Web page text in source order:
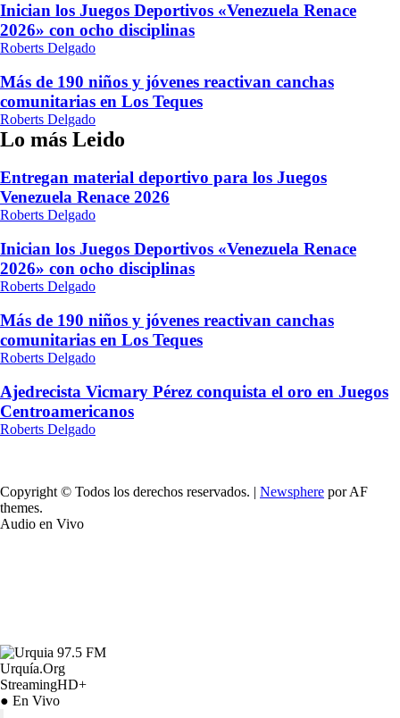
Inician los Juegos Deportivos «Venezuela Renace
2026» con ocho disciplinas
Roberts Delgado
Más de 190 niños y jóvenes reactivan canchas
comunitarias en Los Teques
Roberts Delgado
Lo más Leido
Entregan material deportivo para los Juegos
Venezuela Renace 2026
Roberts Delgado
Inician los Juegos Deportivos «Venezuela Renace
2026» con ocho disciplinas
Roberts Delgado
Más de 190 niños y jóvenes reactivan canchas
comunitarias en Los Teques
Roberts Delgado
Ajedrecista Vicmary Pérez conquista el oro en Juegos
Centroamericanos
Roberts Delgado
Copyright © Todos los derechos reservados. | Newsphere por AF
themes.
Audio en Vivo
Urquía.Org
StreamingHD+
● En Vivo